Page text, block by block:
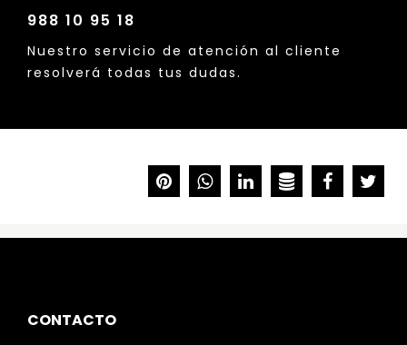
988 10 95 18
Nuestro servicio de atención al cliente
resolverá todas tus dudas.
CONTACTO